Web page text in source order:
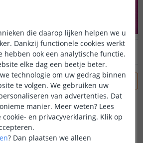
over dit product.
die daarop lijken helpen we u
Dankzij functionele cookies werkt
hebben ook een analytische functie.
elke dag een beetje beter.
technologie om uw gedrag binnen
te volgen. We gebruiken uw
van advertenties. Dat
manier. Meer weten? Lees
cookie- en privacyverklaring. Klik op
? Dan plaatsen we alleen